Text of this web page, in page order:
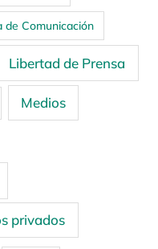
de Comunicación
Libertad de Prensa
Medios
privados